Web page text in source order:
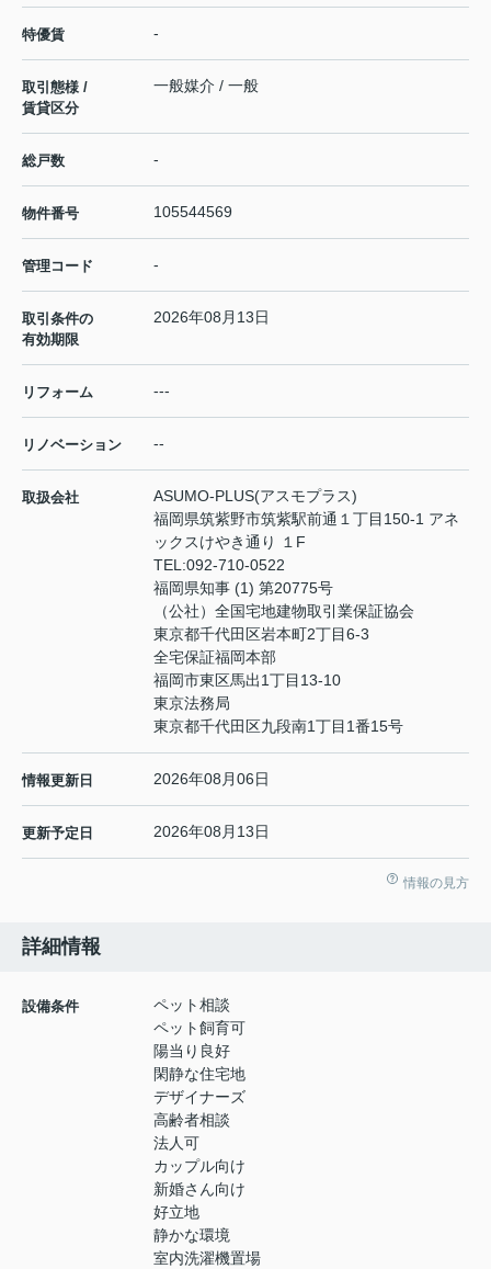
特優賃 -
取引態様 /
賃貸区分
一般媒介 / 一般
総戸数 -
物件番号 105544569
管理コード -
取引条件の
有効期限
2026年08月13日
リフォーム ---
リノベーション --
取扱会社
ASUMO-PLUS(アスモプラス)
福岡県筑紫野市筑紫駅前通１丁目150-1 アネ
ックスけやき通り １F
TEL:092-710-0522
福岡県知事 (1) 第20775号
（公社）全国宅地建物取引業保証協会
東京都千代田区岩本町2丁目6‐3
全宅保証福岡本部
福岡市東区馬出1丁目13‐10
東京法務局
東京都千代田区九段南1丁目1番15号
情報更新日 2026年08月06日
更新予定日 2026年08月13日
情報の見方
詳細情報
設備条件
ペット相談
ペット飼育可
陽当り良好
閑静な住宅地
デザイナーズ
高齢者相談
法人可
カップル向け
新婚さん向け
好立地
静かな環境
室内洗濯機置場